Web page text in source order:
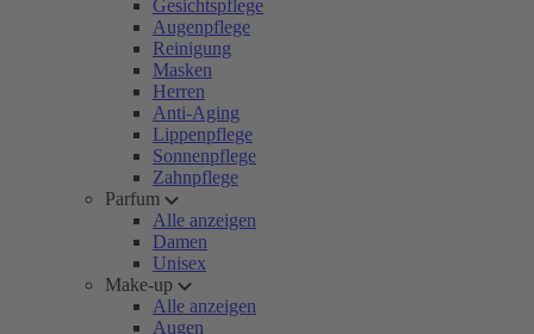
Gesichtspflege
Augenpflege
Reinigung
Masken
Herren
Anti-Aging
Lippenpflege
Sonnenpflege
Zahnpflege
Parfum
Alle anzeigen
Damen
Unisex
Make-up
Alle anzeigen
Augen